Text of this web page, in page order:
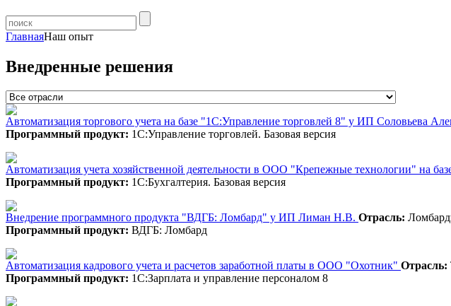
ГлавнаяНаш опыт
Внедренные решения
Автоматизация торгового учета на базе "1С:Управление торговлей 8" у ИП Соловьева
Программный продукт: 1С:Управление торговлей. Базовая версия
Автоматизация учета хозяйственной деятельности в ООО "Крепежные технологии" на
Программный продукт: 1С:Бухгалтерия. Базовая версия
Внедрение программного продукта "ВДГБ: Ломбард" у ИП Лиман Н.В. Отрасль:
Программный продукт: ВДГБ: Ломбард
Автоматизация кадрового учета и расчетов заработной платы в ООО "Охотник" Отрасль:
Программный продукт: 1С:Зарплата и управление персоналом 8